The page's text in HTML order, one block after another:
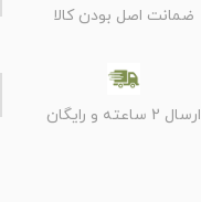
ضمانت اصل بودن کالا
ارسال 2 ساعته و رایگان